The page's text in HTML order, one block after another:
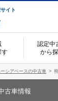
イト
す
認定中
から
ーシアベースの中古車
古車情報